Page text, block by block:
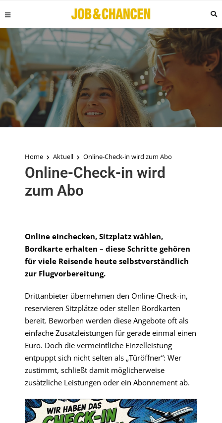
Home Aktuell Online-Check-in wird zum Abo
Online-Check-in wird
zum Abo
Online einchecken, Sitzplatz wählen,
Bordkarte erhalten – diese Schritte gehören
für viele Reisende heute selbstverständlich
zur Flugvorbereitung.
Drittanbieter übernehmen den Online-Check-in,
reservieren Sitzplätze oder stellen Bordkarten
bereit. Beworben werden diese Angebote oft als
einfache Zusatzleistungen für gerade einmal einen
Euro. Doch die vermeintliche Einzelleistung
entpuppt sich nicht selten als „Türöffner“: Wer
zustimmt, schließt damit möglicherweise
zusätzliche Leistungen oder ein Abonnement ab.